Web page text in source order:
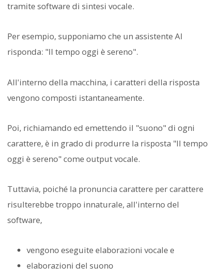
tramite software di sintesi vocale.
Per esempio, supponiamo che un assistente AI
risponda: "Il tempo oggi è sereno".
All'interno della macchina, i caratteri della risposta
vengono composti istantaneamente.
Poi, richiamando ed emettendo il "suono" di ogni
carattere, è in grado di produrre la risposta "Il tempo
oggi è sereno" come output vocale.
Tuttavia, poiché la pronuncia carattere per carattere
risulterebbe troppo innaturale, all'interno del
software,
vengono eseguite elaborazioni vocale e
elaborazioni del suono